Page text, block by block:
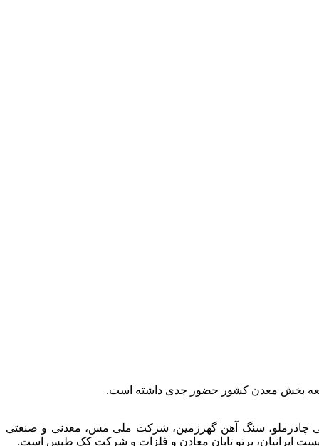
بخش معدن کشور حضور جدی داشته است.
چادرملو، سنگ آهن گهرزمین، شرکت ملی مس، معدنی و صنعتی
ایرانیان، پرتو تابان معادن و فلزات و شرکت کک طبس است.